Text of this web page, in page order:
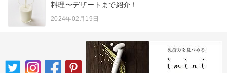
料理〜デザートまで紹介！
2024年02月19日